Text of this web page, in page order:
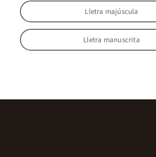
Lletra majúscula
Lletra manuscrita